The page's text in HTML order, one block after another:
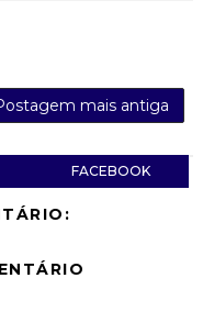
mais antiga
FACEBOOK